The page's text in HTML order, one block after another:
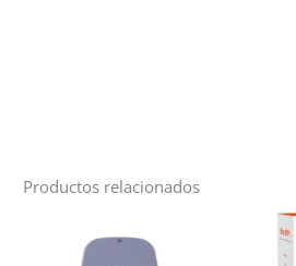
Productos relacionados